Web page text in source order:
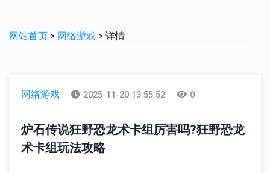
网站首页 > 网络游戏 > 详情
网络游戏 2025-11-20 13:55:52 0
炉石传说狂野恐龙术卡组厉害吗?狂野恐龙
术卡组玩法攻略